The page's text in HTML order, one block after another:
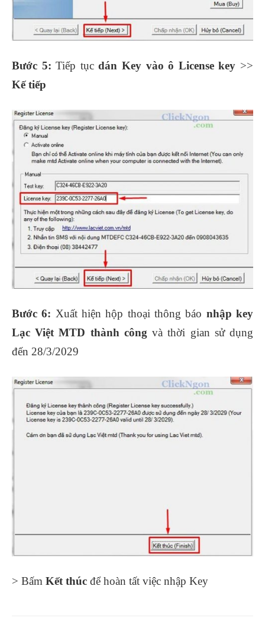
Bước 5: Tiếp tụcdán Key vào ô License key >>
Kế tiếp
Bước 6: Xuất hiện hộp thoại thông báo nhập key
Lạc Việt MTD thành công và thời gian sử dụng
đến 28/3/2029
> Bấm Kết thúc để hoàn tất việc nhập Key